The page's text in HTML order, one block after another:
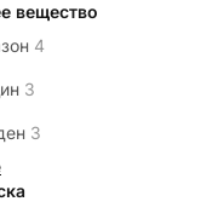
вещество
4
3
3